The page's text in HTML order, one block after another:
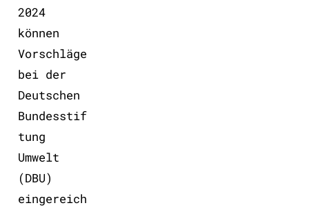
2024
können
Vorschläge
bei der
Deutschen
Bundesstif
tung
Umwelt
(DBU)
eingereich